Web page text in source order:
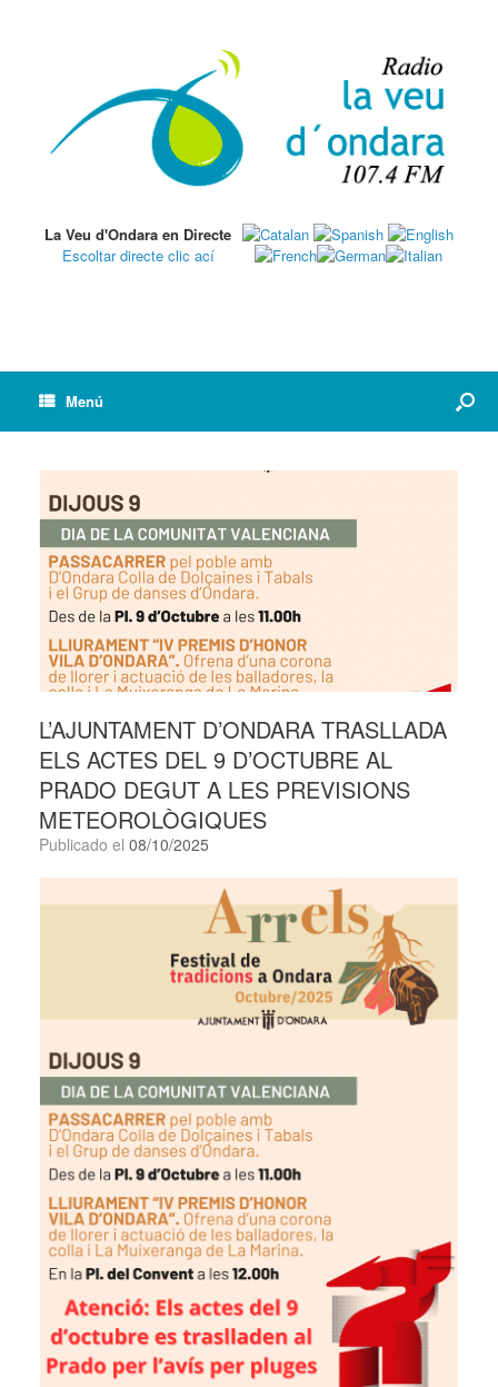
La Veu d'Ondara en Directe
Escoltar directe clic ací
Menú
L’AJUNTAMENT D’ONDARA TRASLLADA
ELS ACTES DEL 9 D’OCTUBRE AL
PRADO DEGUT A LES PREVISIONS
METEOROLÒGIQUES
Publicado el 08/10/2025